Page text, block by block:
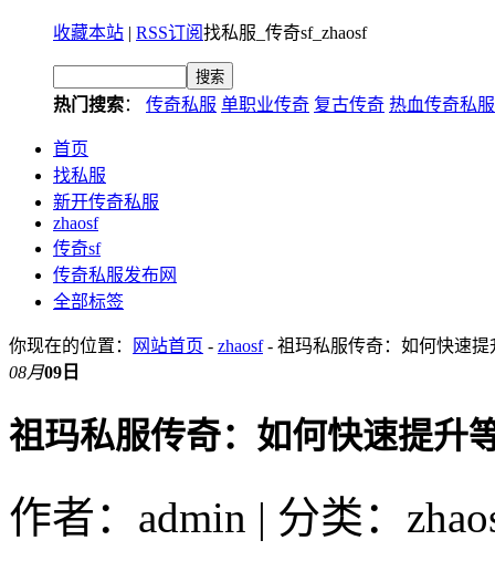
收藏本站 | RSS订阅找私服_传奇sf_zhaosf
热门搜索： 传奇私服 单职业传奇 复古传奇 热血传奇私服
首页
找私服
新开传奇私服
zhaosf
传奇sf
传奇私服发布网
全部标签
你现在的位置： 网站首页 - zhaosf- 祖玛私服传奇：如何快速
08月09日
祖玛私服传奇：如何快速提升
作者：admin | 分类：